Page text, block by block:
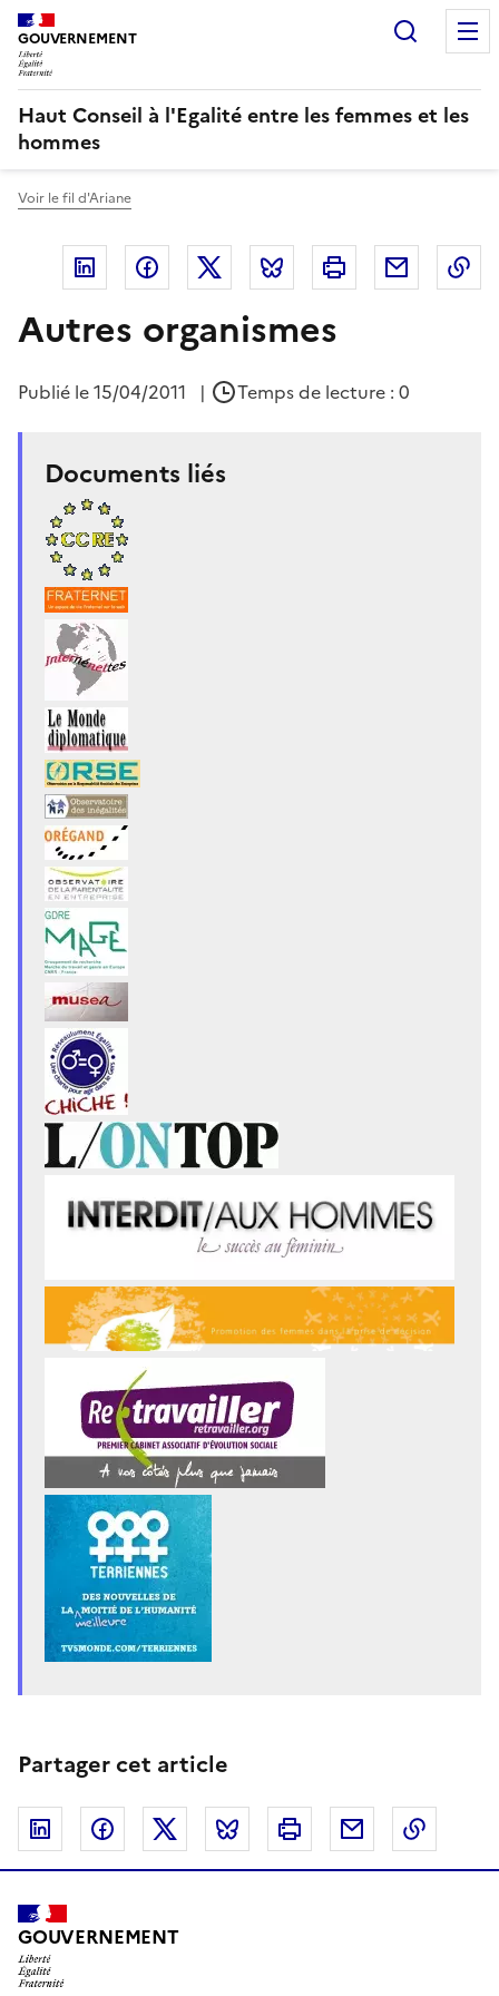
Panneau de gestion des cookies
GOUVERNEMENT
Haut Conseil à l'Egalité entre les femmes et les
hommes
Voir le fil d'Ariane
Linkedin FacebookTwitter Bluesky Imprimer Courriel
Autres organismes
Publié le15/04/2011 | Temps de lecture : 0
Documents liés
Partager cet article
Linkedin FacebookTwitter Bluesky Imprimer Courriel
GOUVERNEMENT